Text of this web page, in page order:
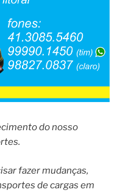
do nosso
fazer mudanças,
de cargas em